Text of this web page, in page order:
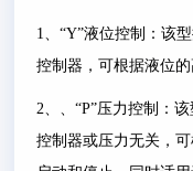
1、“Y”液位控制：该
控制器，可根据液位
2、、“P”压力控制：
控制器或压力无关，